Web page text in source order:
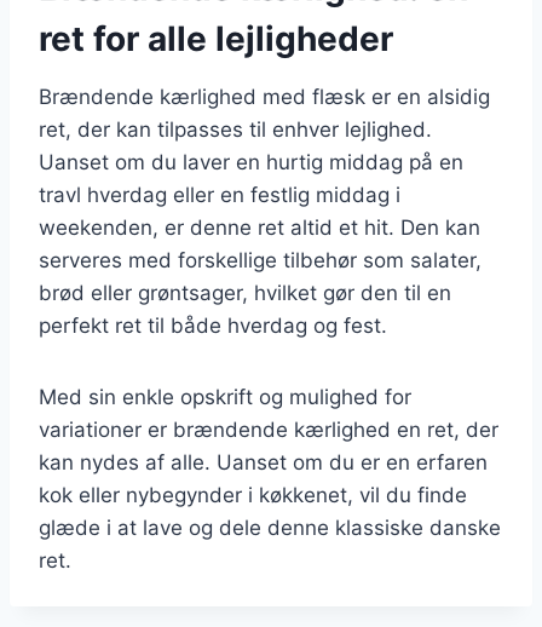
ret for alle lejligheder
Brændende kærlighed med flæsk er en alsidig
ret, der kan tilpasses til enhver lejlighed.
Uanset om du laver en hurtig middag på en
travl hverdag eller en festlig middag i
weekenden, er denne ret altid et hit. Den kan
serveres med forskellige tilbehør som salater,
brød eller grøntsager, hvilket gør den til en
perfekt ret til både hverdag og fest.
Med sin enkle opskrift og mulighed for
variationer er brændende kærlighed en ret, der
kan nydes af alle. Uanset om du er en erfaren
kok eller nybegynder i køkkenet, vil du finde
glæde i at lave og dele denne klassiske danske
ret.